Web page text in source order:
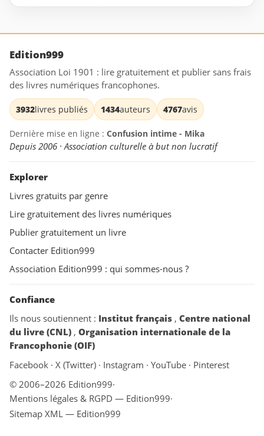
Edition999
Association Loi 1901 : lire gratuitement et publier sans frais
des livres numériques francophones.
3932livres publiés 1434auteurs 4767avis
Dernière mise en ligne : Confusion intime - Mika
Depuis 2006 · Association culturelle à but non lucratif
Explorer
Livres gratuits par genre
Lire gratuitement des livres numériques
Publier gratuitement un livre
Contacter Edition999
Association Edition999 : qui sommes-nous ?
Confiance
Ils nous soutiennent : Institut français , Centre national
du livre (CNL) , Organisation internationale de la
Francophonie (OIF)
Facebook · X (Twitter) · Instagram · YouTube · Pinterest
© 2006–2026 Edition999·
Mentions légales & RGPD — Edition999·
Sitemap XML — Edition999